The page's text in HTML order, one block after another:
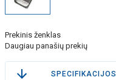
Prekinis ženklas
Daugiau panašių prekių
SPECIFIKACIJOS